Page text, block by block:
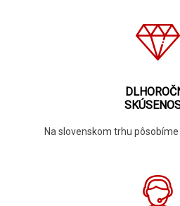
Na slovenskom trhu pôsobíme